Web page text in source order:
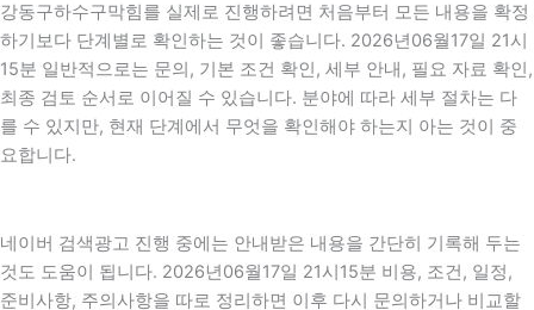
강동구하수구막힘를 실제로 진행하려면 처음부터 모든 내용을 확정
하기보다 단계별로 확인하는 것이 좋습니다. 2026년06월17일 21시
15분 일반적으로는 문의, 기본 조건 확인, 세부 안내, 필요 자료 확인,
최종 검토 순서로 이어질 수 있습니다. 분야에 따라 세부 절차는 다
를 수 있지만, 현재 단계에서 무엇을 확인해야 하는지 아는 것이 중
요합니다.
네이버 검색광고 진행 중에는 안내받은 내용을 간단히 기록해 두는
것도 도움이 됩니다. 2026년06월17일 21시15분 비용, 조건, 일정,
준비사항, 주의사항을 따로 정리하면 이후 다시 문의하거나 비교할